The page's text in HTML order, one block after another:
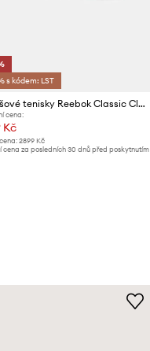
s kódem: LST
Semišové tenisky Reebok Classic Club C Grounds Uk
cena:
Kč
2899 Kč
cena za posledních 30 dnů před poskytnutím